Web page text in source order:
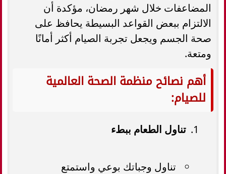
المضاعفات خلال شهر رمضان، مؤكدة أن
الالتزام ببعض القواعد البسيطة يحافظ على
صحة الجسم ويجعل تجربة الصيام أكثر أمانًا
ومتعة.
أهم نصائح منظمة الصحة العالمية
للصيام:
تناول الطعام ببطء
تناول وجباتك بوعي واستمتع